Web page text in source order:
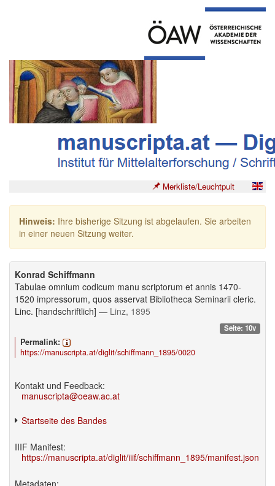
Merkliste/Leuchtpult
Hinweis: Ihre bisherige Sitzung ist abgelaufen. Sie arbeiten
in einer neuen Sitzung weiter.
Konrad Schiffmann
Tabulae omnium codicum manu scriptorum et annis 1470-
1520 impressorum, quos asservat Bibliotheca Seminarii cleric.
Linc. [handschriftlich] — Linz, 1895
Seite: 10v
Permalink:
https://manuscripta.at/diglit/schiffmann_1895/0020
Kontakt und Feedback:
manuscripta@oeaw.ac.at
Startseite des Bandes
IIIF Manifest:
https://manuscripta.at/diglit/iiif/schiffmann_1895/manifest.json
Metadaten: